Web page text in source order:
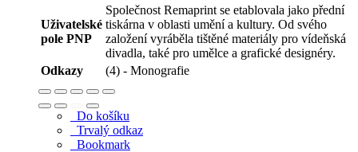
Uživatelské
pole PNP
Společnost Remaprint se etablovala jako přední
tiskárna v oblasti umění a kultury. Od svého
založení vyráběla tištěné materiály pro vídeňská
divadla, také pro umělce a grafické designéry.
Odkazy
(4) - Monografie
Do košíku
Trvalý odkaz
Bookmark